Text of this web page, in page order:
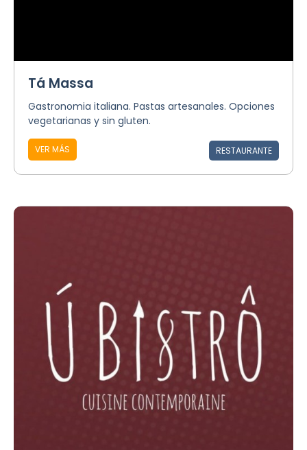
Tá Massa
Gastronomia italiana. Pastas artesanales. Opciones
vegetarianas y sin gluten.
VER MÁS RESTAURANTE